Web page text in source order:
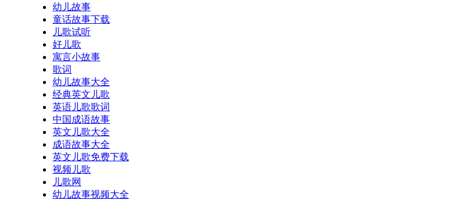
幼儿故事
童话故事下载
儿歌试听
好儿歌
寓言小故事
歌词
幼儿故事大全
经典英文儿歌
英语儿歌歌词
中国成语故事
英文儿歌大全
成语故事大全
英文儿歌免费下载
视频儿歌
儿歌网
幼儿故事视频大全